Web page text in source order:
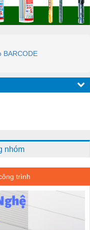
BARCODE
nhóm
trình